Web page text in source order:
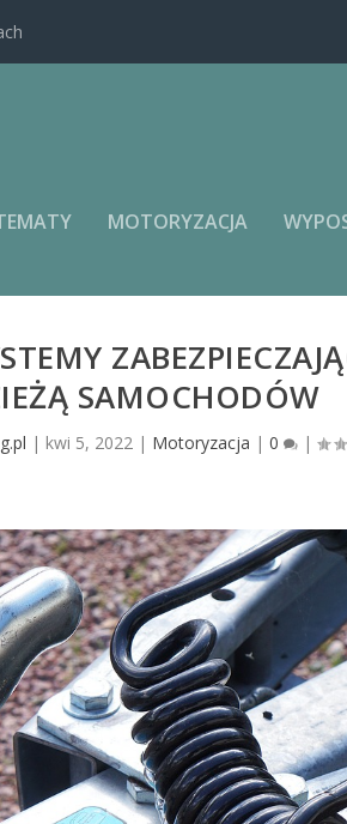
MOTORYZACJA
SAMOCHODÓW
| kwi 5, 2022| Motoryzacja | 0 |